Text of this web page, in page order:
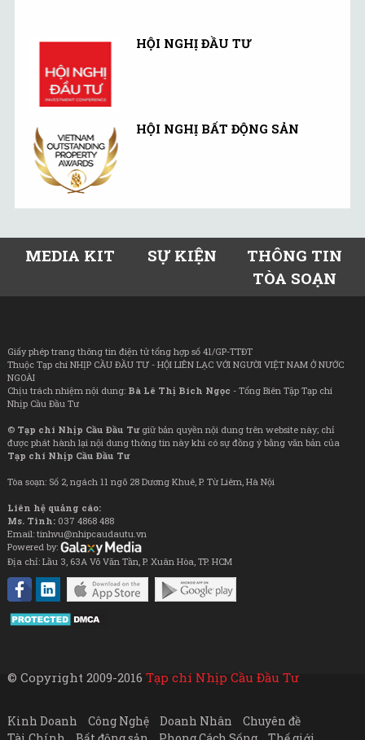
HỘI NGHỊ ĐẦU TƯ
HỘI NGHỊ BẤT ĐỘNG SẢN
MEDIA KIT SỰ KIỆN
THÔNG TIN
TÒA SOẠN
Giấy phép trang thông tin điện tử tổng hợp số 41/GP-TTĐT
Thuộc Tạp chí NHỊP CẦU ĐẦU TƯ - HỘI LIÊN LẠC VỚI NGƯỜI VIỆT NAM Ở NƯỚC
NGOÀI
Chịu trách nhiệm nội dung: Bà Lê Thị Bích Ngọc - Tổng Biên Tập Tạp chí
Nhịp Cầu Đầu Tư
© Tạp chí Nhịp Cầu Đầu Tưgiữ bản quyền nội dung trên website này; chỉ
được phát hành lại nội dung thông tin này khi có sự đồng ý bằng văn bản của
Tạp chí Nhịp Cầu Đầu Tư
Tòa soạn: Số 2, ngách 11 ngõ 28 Dương Khuê, P. Từ Liêm, Hà Nội
Liên hệ quảng cáo:
Ms. Tình: 037 4868 488
Email: tinhvu@nhipcaudautu.vn
Powered by:
Địa chỉ: Lầu 3, 63A Võ Văn Tần, P. Xuân Hòa, TP. HCM
© Copyright 2009-2016 Tạp chí Nhịp Cầu Đầu Tư
Kinh Doanh Công Nghệ Doanh Nhân
Chuyên đề